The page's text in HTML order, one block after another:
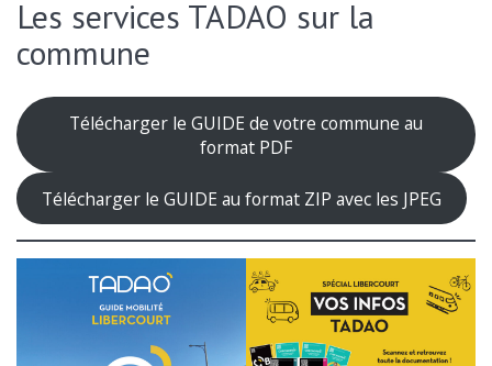
Les services TADAO sur la
commune
Télécharger le GUIDE de votre commune au
format PDF
Télécharger le GUIDE au format ZIP avec les JPEG